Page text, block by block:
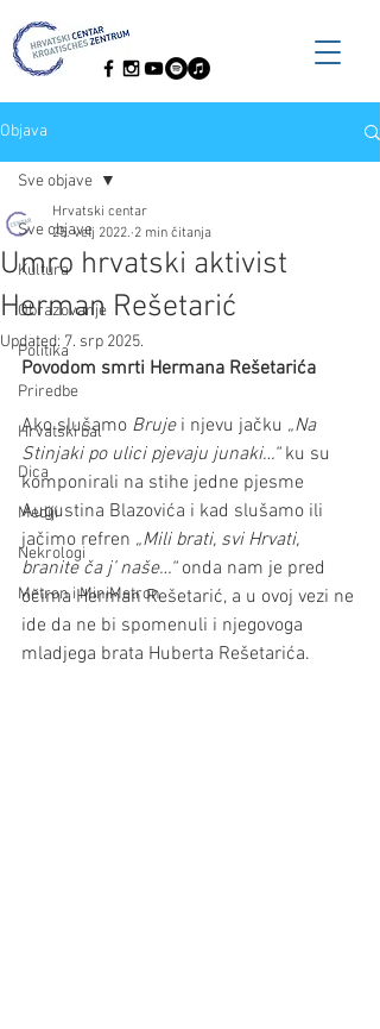
Objava
Sve objave
Kultura
Obrazovanje
Politika
Priredbe
Hrvatski bal
Dica
Mediji
Nekrologi
Metron i MiniMetron
Sve objave
Umro hrvatski aktivist
Herman Rešetarić
Hrvatski centar
25. velj 2022. 2 min čitanja
Updated: 7. srp 2025.
Povodom smrti Hermana Rešetarića
Ako slušamo Bruje i njevu jačku „Na
Stinjaki po ulici pjevaju junaki…“ ku su
komponirali na stihe jedne pjesme
Augustina Blazovića i kad slušamo ili
jačimo refren „Mili brati, svi Hrvati,
branite ča j’ naše…“ onda nam je pred
očima Herman Rešetarić, a u ovoj vezi ne
ide da ne bi spomenuli i njegovoga
mladjega brata Huberta Rešetarića.